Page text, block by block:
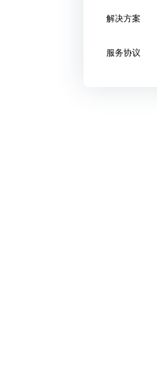
解决方案
服务协议